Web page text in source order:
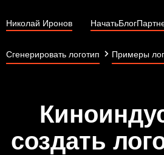
Николай Иронов НачатьБлог
Сгенерировать логотип Примеры
создать